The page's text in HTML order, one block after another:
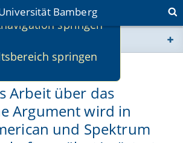
springen
springen
Bamberg
bamberg.de
bamberg.de
bamberg.de
Arbeit über das
Argument wird in
und Spektrum